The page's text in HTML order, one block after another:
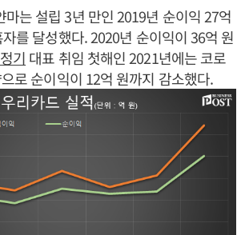
는 설립 3년 만인 2019년 순이익 27억
를 달성했다. 2020년 순이익이 36억 원
기 대표 취임 첫해인 2021년에는 코로
로 순이익이 12억 원까지 감소했다.